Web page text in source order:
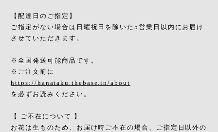
【配達日のご指定】
ご指定がない場合は日曜祝日を除いた5営業日以内にお届け
させていただきます。
※全国発送可能商品です。
※ご注文前に
https://hanataku.thebase.in/about
を必ずお読みください。
【 ご不在について 】
お花は生ものため、お届け時ご不在の場合、ご指定日以外の